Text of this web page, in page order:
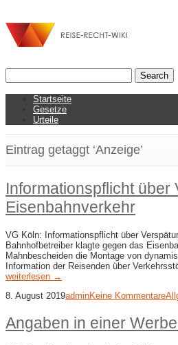
Startseite
Gesetze
Urteile
Eintrag getaggt ‘Anzeige’
Informationspflicht über
Eisenbahnverkehr
VG Köln: Informationspflicht über
Bahnhofbetreiber klagte gegen das
Mahnbescheiden die Montage von
Information der Reisenden über
weiterlesen →
8. August 2019adminKeine Kommentare
Angaben in einer